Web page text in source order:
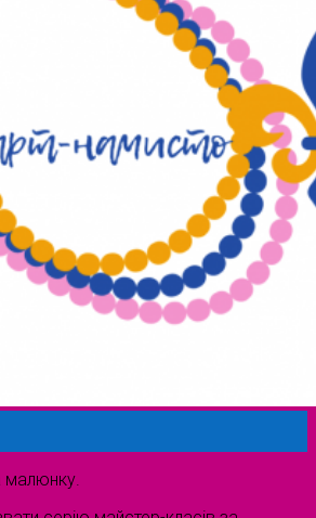
малюнку.